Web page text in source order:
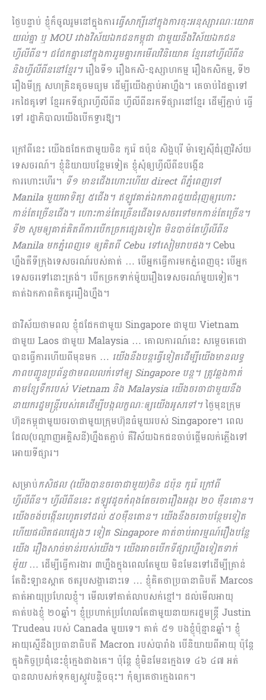
ថ្ងៃបន្ទាប់ ខ្ញុំក៏ចូលរួមនៅក្នុងការធ្វើសាក្សីនៅក្នុងការចុះអនុស្សារណៈយោគ
យល់គ្នា ឬMOU រវាងវិស័យឯកជនកម្ពុជា ជាមួយនឹងវិស័យឯកជន
ហ្វីលីពីន។ ជជែកគ្នានៅក្នុងការរួមគ្នារកមើលវិនិយោគ ខ្មែរនៅហ្វីលីពីន
និងហ្វីលីពីននៅខ្មែរ។រឿងទី១ រឿងកសិ-ឧស្សាហកម្ម រឿងកសិកម្ម, ទី២
រឿងមីក្រូ សហគ្រិនតូចមធ្យម ដើម្បីយើងភ្ជាប់អាហ្នឹង។ គេចាប់ដៃគ្នាទៅ
រកដៃគូទៅ ខ្មែររកទីផ្សារហ្វីលីពីន ហ្វីលីពីនរកទីផ្សារនៅខ្មែរ ដើម្បីភ្ជាប់ ធ្វើ
ទៅ រដ្ឋាភិបាលយើងបើកទ្វារឱ្យ។
ក្រៅពីនេះ យើងជជែកជាមួយចិន កូរ៉េ ជប៉ុន សិង្ហបុរី ម៉ាឡេស៊ីជំរុញវិស័យ
ទេសចរណ៍។ ខ្ញុំនិយាយបន្ថែមទៀត ខ្ញុំសុំឲ្យហ្វីលីពីនបង្កើន
ការហោះហើរ។ ទី១ មានជើងហោះហើយdirect ពីភ្នំពេញទៅ
Manila មួយអាទិត្យ ៥ជើង។ ឥឡូវគាត់ឯកភាពជួយជំរុញឲ្យហោះ
កាន់តែច្រើនជើង។ ហោះកាន់តែច្រើនជើងទេសចរទៅមកកាន់តែច្រើន។
ទី២ សូមឲ្យគាត់គិតពីការបើកច្រកផ្សេងទៀត មិនបាច់តែហ្វីលីពីន
Manila មកភ្នំពេញទេ ឲ្យគិតពី Cebu ទៅសៀមរាបផង។Cebu
ហ្នឹងគឺទីក្រុងទេសចរណ៍របស់គាត់ … បើអ្នកធ្វើការមកភ្នំពេញចុះ បើអ្នក
ទេសចរទៅនោះត្រង់។ បើកច្រកទាក់ម៉ូយរឿងទេសចរណ៍មួយទៀត។
គាត់ឯកភាពគិតគូររឿងហ្នឹង។
ជាវិស័យថាមពល ខ្ញុំជជែកជាមួយ Singapore ជាមួយ Vietnam
ជាមួយ Laos ជាមួយ Malaysia … គោលការណ៍នេះ សម្តេចតេជោ
បានធ្វើការហើយពីមុនមក … យើងនឹងបន្តធ្វើទៀតដើម្បីយើងមានលទ្ធ
ភាពបញ្ជូនប្រព័ន្ធថាមពលលក់ទៅឲ្យSingapore បន្ត។ ត្រូវឆ្លងកាត់
តាមខ្សែទឹករបស់ Vietnam និង Malaysia យើងចរចាជាមួយនឹង
នាយករដ្ឋមន្រ្តីរបស់គេដើម្បីបង្កលក្ខណៈឲ្យយើងអូសទៅ។ថ្ងៃមុនក្រុម
ហ៊ុនកម្ពុជាមួយចរចាជាមួយក្រុមហ៊ុនធំមួយរបស់ Singapore។ ពេល
ដែល(បណ្តាញអគ្គិសនី)ហ្នឹងតភ្ជាប់ គឺវិស័យឯកជនចាប់ផ្តើមលក់ភ្លើង​ទៅ
អោយទីផ្សារ។
សម្រាប់កសិផល (យើងបានចរចាជាមួយ)ចិន ជប៉ុន កូរ៉េ ក្រៅពី
ហ្វីលីពីន។ ហ្វីលីពីននេះ ឥឡូវដូចកំពុងតែចរចារឿងអង្ករ ២០ ម៉ឺនតោន។
យើងចង់បង្កើនរហូតទៅដល់ ៥០ម៉ឺនតោន។ យើងនឹងចរចាបន្ថែមទៀត
ហើយផលិតផលផ្សេងៗ ទៀតSingapore គាត់ចាប់អារម្មណ៍រឿងបន្លែ
យើង រឿងសាច់មាន់របស់យើង។ យើងអាចបើកទីផ្សារហ្នឹងទៀតទាក់
ម៉ូយ… ដើម្បីធ្វើការងារ ៣ហ្នឹងក្នុងពេលតែមួយ មិនមែនទៅដើម្បីគ្រាន់​
តែជិះឡានស្អាត ថតរូបសង្ហានោះទេ … ខ្ញុំគិតថាប្រធានាធិបតី Marcos
គាត់អាយុប្រហែលខ្ញុំ។ មើលទៅគាត់លាបសក់ខ្មៅ។ ដល់មើលអាយុ​
គាត់បងខ្ញុំ ២០ឆ្នាំ។ ខ្ញុំប្រហាក់ប្រហែលតែជាមួយនាយករដ្ឋមន្រ្តី Justin
Trudeau របស់ Canada មួយទេ។ គាត់ ៥១ បងខ្ញុំប៉ុន្មានឆ្នាំ។ ខ្ញុំ
អាយុស្មើនឹងប្រធានា​ធិប​តី Macron របស់បារាំង បើនិយាយពីអាយុ​ ប៉ុន្តែ
ក្នុងកិច្ចប្រជុំនេះខ្ញុំក្មេងជាងគេ។ ប៉ុន្តែ ខ្ញុំមិនមែនក្មេងទេ ៤៦ ៤៧ អត់
បានលាបសក់ទុកឲ្យស្កូវបន្តិចចុះ។ កុំឲ្យគេថាក្មេងពេក។